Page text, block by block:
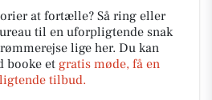
at fortælle? Så ring eller
til en uforpligtende snak
lige her. Du kan
booke et gratis møde, få en
tilbud.